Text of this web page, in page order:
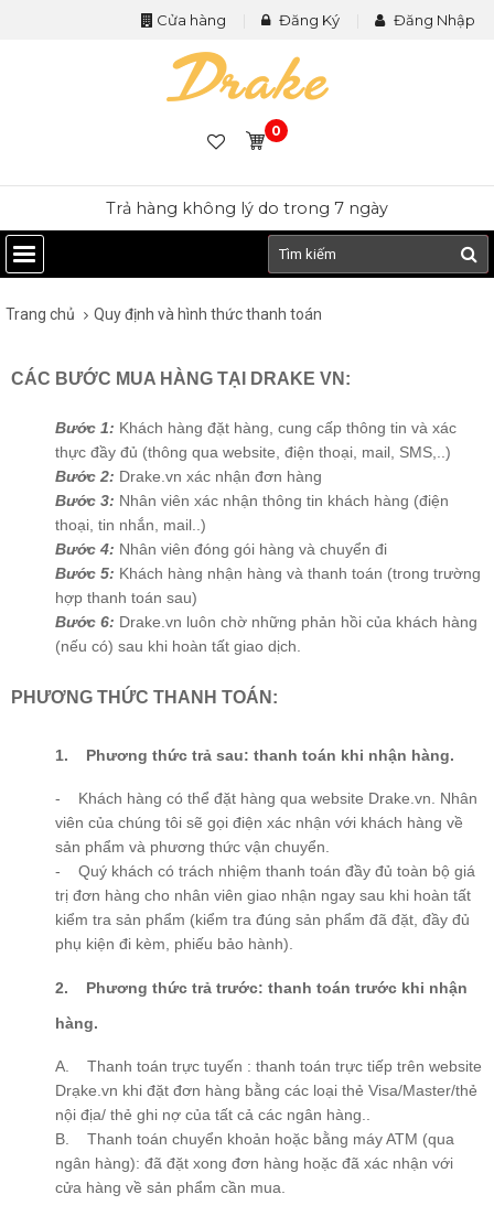
Cửa hàng Đăng Ký Đăng Nhập
0
Trả hàng không lý do trong 7 ngày
Trang chủ Quy định và hình thức thanh toán
CÁC BƯỚC MUA HÀNG TẠI DRAKE VN:
Bước 1: Khách hàng đặt hàng, cung cấp thông tin và xác
thực đầy đủ (thông qua website, điện thoại, mail, SMS,..)
Bước 2: Drake.vn xác nhận đơn hàng
Bước 3: Nhân viên xác nhận thông tin khách hàng (điện
thoại, tin nhắn, mail..)
Bước 4: Nhân viên đóng gói hàng và chuyển đi
Bước 5: Khách hàng nhận hàng và thanh toán (trong trường
hợp thanh toán sau)
Bước 6: Drake.vn luôn chờ những phản hồi của khách hàng
(nếu có) sau khi hoàn tất giao dịch.
PHƯƠNG THỨC THANH TOÁN:
1. Phương thức trả sau: thanh toán khi nhận hàng.
- Khách hàng có thể đặt hàng qua website Drake.vn. Nhân
viên của chúng tôi sẽ gọi điện xác nhận với khách hàng về
sản phẩm và phương thức vận chuyển.
- Quý khách có trách nhiệm thanh toán đầy đủ toàn bộ giá
trị đơn hàng cho nhân viên giao nhận ngay sau khi hoàn tất
kiểm tra sản phẩm (kiểm tra đúng sản phẩm đã đặt, đầy đủ
phụ kiện đi kèm, phiếu bảo hành).
2. Phương thức trả trước: thanh toán trước khi nhận
hàng.
A. Thanh toán trực tuyến : thanh toán trực tiếp trên website
Drạke.vn khi đặt đơn hàng bằng các loại thẻ Visa/Master/thẻ
nội địa/ thẻ ghi nợ của tất cả các ngân hàng..
B. Thanh toán chuyển khoản hoặc bằng máy ATM (qua
ngân hàng): đã đặt xong đơn hàng hoặc đã xác nhận với
cửa hàng về sản phẩm cần mua.